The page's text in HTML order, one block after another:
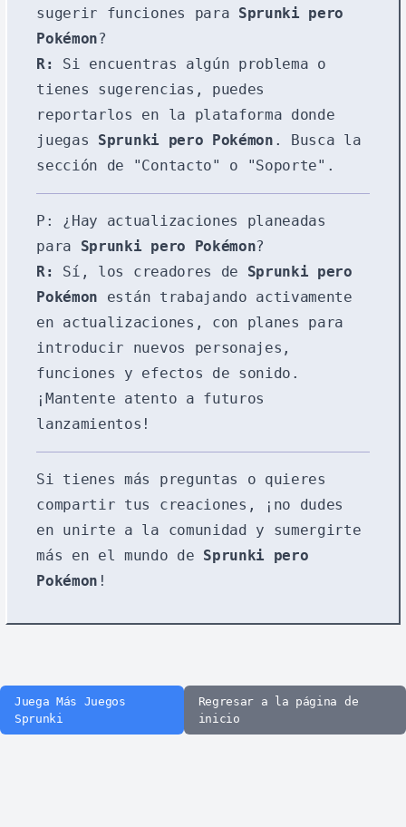
sugerir funciones para Sprunki pero
Pokémon?
R:
Si encuentras algún problema o
tienes sugerencias, puedes
reportarlos en la plataforma donde
juegas Sprunki pero Pokémon . Busca la
sección de "Contacto" o "Soporte".
P: ¿Hay actualizaciones planeadas
para Sprunki pero Pokémon?
R:
Sí, los creadores de Sprunki pero
Pokémon están trabajando activamente
en actualizaciones, con planes para
introducir nuevos personajes,
funciones y efectos de sonido.
¡Mantente atento a futuros
lanzamientos!
Si tienes más preguntas o quieres
compartir tus creaciones, ¡no dudes
en unirte a la comunidad y sumergirte
más en el mundo de Sprunki pero
Pokémon !
Juega Más Juegos
Sprunki
Regresar a la página de
inicio